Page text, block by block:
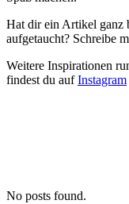
Hat dir ein Artikel ganz
aufgetaucht? Schreibe
Weitere Inspirationen
findest du aufInstagram
No posts found.